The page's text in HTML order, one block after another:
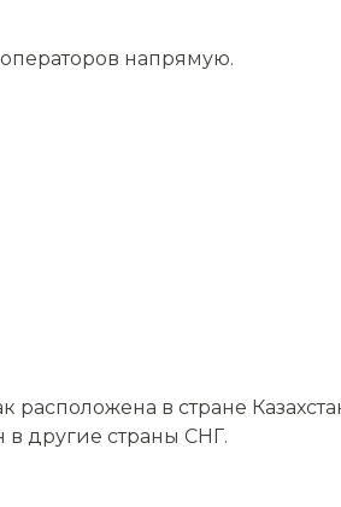
операторов напрямую.
в стране
в другие страны СНГ.